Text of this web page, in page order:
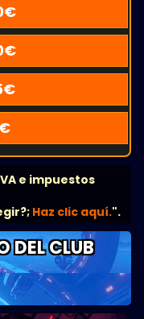
€
€
€
€
e impuestos
Haz clic aquí.".
DEL CLUB